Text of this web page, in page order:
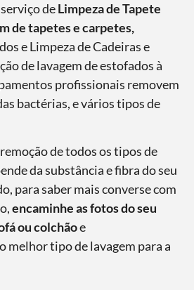
deLimpeza de Tapete
de tapetes e carpetes,
e Limpeza de Cadeiras e
de lavagem de estofados à
profissionais removem
bactérias, e vários tipos de
de todos os tipos de
da substância e fibra do seu
para saber mais converse com
encaminhe as fotos do seu
ou colchãoe
melhor tipo de lavagem para a